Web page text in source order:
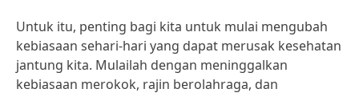
Untuk itu, penting bagi kita untuk mulai mengubah
kebiasaan sehari-hari yang dapat merusak kesehatan
jantung kita. Mulailah dengan meninggalkan
kebiasaan merokok, rajin berolahraga, dan